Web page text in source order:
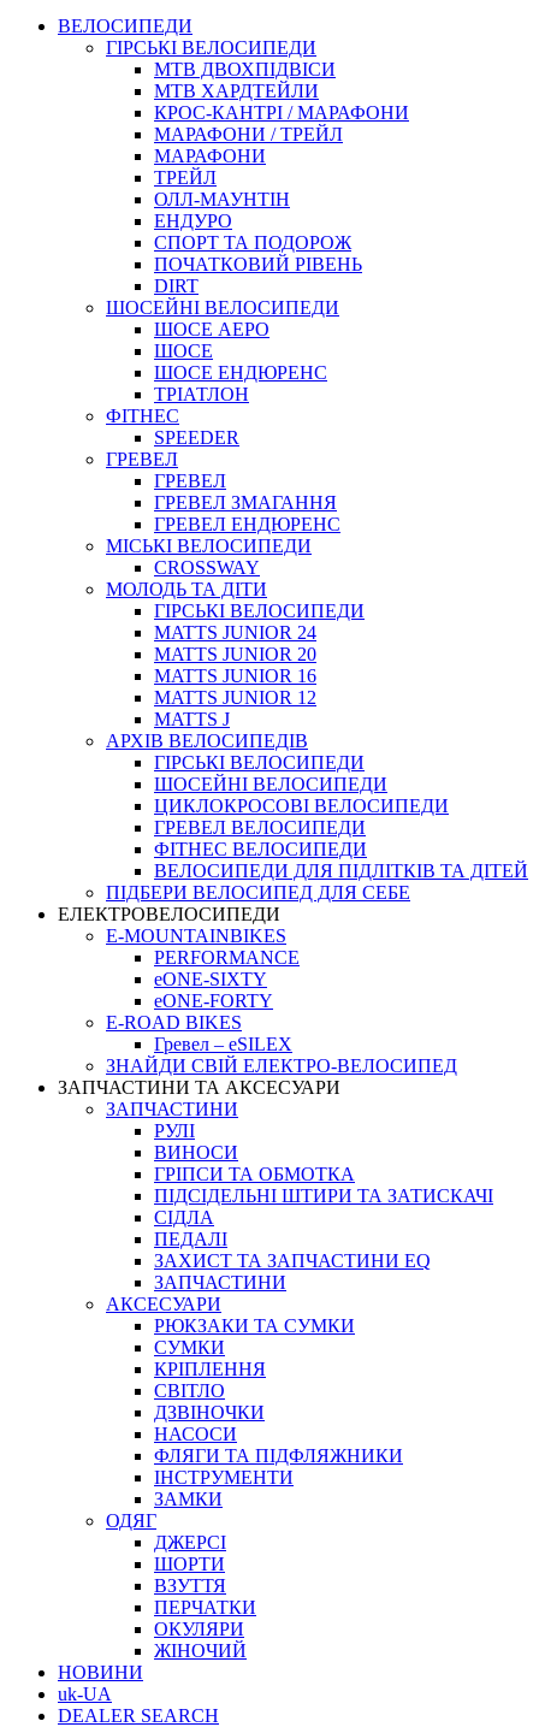
ВЕЛОСИПЕДИ
ГІРСЬКІ ВЕЛОСИПЕДИ
MTB ДВОХПIДВIСИ
MTB ХАРДТЕЙЛИ
КРОС-КАНТРI / МАРАФОНИ
МАРАФОНИ / ТРЕЙЛ
МАРАФОНИ
ТРЕЙЛ
ОЛЛ-МАУНТIН
ЕНДУРО
СПОРТ ТА ПОДОРОЖ
ПОЧАТКОВИЙ РIВЕНЬ
DIRT
ШОСЕЙНІ ВЕЛОСИПЕДИ
ШОСЕ АЕРО
ШОСЕ
ШОСЕ ЕНДЮРЕНС
ТРІАТЛОН
ФІТНЕС
SPEEDER
ГРЕВЕЛ
ГРЕВЕЛ
ГРЕВЕЛ ЗМАГАННЯ
ГРЕВЕЛ ЕНДЮРЕНС
МІСЬКІ ВЕЛОСИПЕДИ
CROSSWAY
МОЛОДЬ ТА ДІТИ
ГIРСЬКI ВЕЛОСИПЕДИ
MATTS JUNIOR 24
MATTS JUNIOR 20
MATTS JUNIOR 16
MATTS JUNIOR 12
MATTS J
АРХIВ ВЕЛОСИПЕДIВ
ГІРСЬКІ ВЕЛОСИПЕДИ
ШОСЕЙНІ ВЕЛОСИПЕДИ
ЦИКЛОКРОСОВІ ВЕЛОСИПЕДИ
ГРЕВЕЛ ВЕЛОСИПЕДИ
ФІТНЕС ВЕЛОСИПЕДИ
ВЕЛОСИПЕДИ ДЛЯ ПІДЛІТКІВ ТА ДІТЕЙ
ПIДБЕРИ ВЕЛОСИПЕД ДЛЯ СЕБЕ
ЕЛЕКТРОВЕЛОСИПЕДИ
E-MOUNTAINBIKES
PERFORMANCE
eONE-SIXTY
eONE-FORTY
E-ROAD BIKES
Гревел – eSILEX
ЗНАЙДИ СВІЙ ЕЛЕКТРО-ВЕЛОСИПЕД
ЗАПЧАСТИНИ ТА АКСЕСУАРИ
ЗАПЧАСТИНИ
РУЛІ
ВИНОСИ
ГРІПСИ ТА ОБМОТКА
ПІДСІДЕЛЬНІ ШТИРИ ТА ЗАТИСКАЧІ
СІДЛА
ПЕДАЛІ
ЗАХИСТ ТА ЗАПЧАСТИНИ EQ
ЗАПЧАСТИНИ
АКСЕСУАРИ
РЮКЗАКИ ТА СУМКИ
СУМКИ
КРІПЛЕННЯ
СВІТЛО
ДЗВІНОЧКИ
НАСОСИ
ФЛЯГИ ТА ПІДФЛЯЖНИКИ
ІНСТРУМЕНТИ
ЗАМКИ
ОДЯГ
ДЖЕРСІ
ШОРТИ
ВЗУТТЯ
ПЕРЧАТКИ
ОКУЛЯРИ
ЖІНОЧИЙ
НОВИНИ
uk-UA
DEALER SEARCH